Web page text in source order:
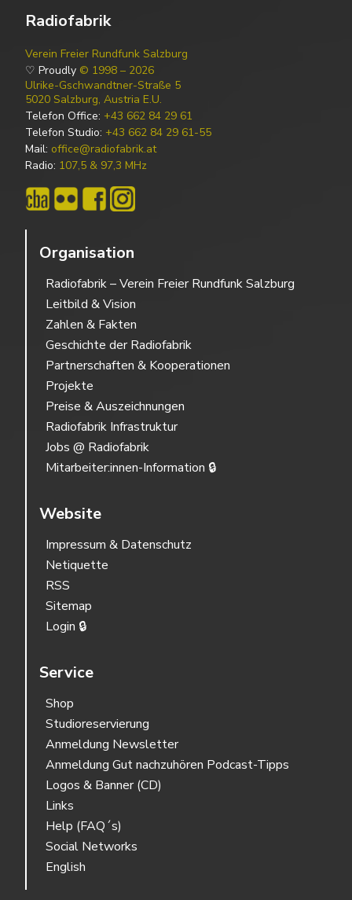
Radiofabrik
Verein Freier Rundfunk Salzburg
♡ Proudly © 1998 – 2026
Ulrike-Gschwandtner-Straße 5
5020 Salzburg, Austria E.U.
Telefon Office: +43 662 84 29 61
Telefon Studio: +43 662 84 29 61-55
Mail: office@radiofabrik.at
Radio: 107,5 & 97,3 MHz
Organisation
Radiofabrik – Verein Freier Rundfunk Salzburg
Leitbild & Vision
Zahlen & Fakten
Geschichte der Radiofabrik
Partnerschaften & Kooperationen
Projekte
Preise & Auszeichnungen
Radiofabrik Infrastruktur
Jobs @ Radiofabrik
Mitarbeiter:innen-Information 🔒
Website
Impressum & Datenschutz
Netiquette
RSS
Sitemap
Login 🔒
Service
Shop
Studioreservierung
Anmeldung Newsletter
Anmeldung Gut nachzuhören Podcast-Tipps
Logos & Banner (CD)
Links
Help (FAQ´s)
Social Networks
English